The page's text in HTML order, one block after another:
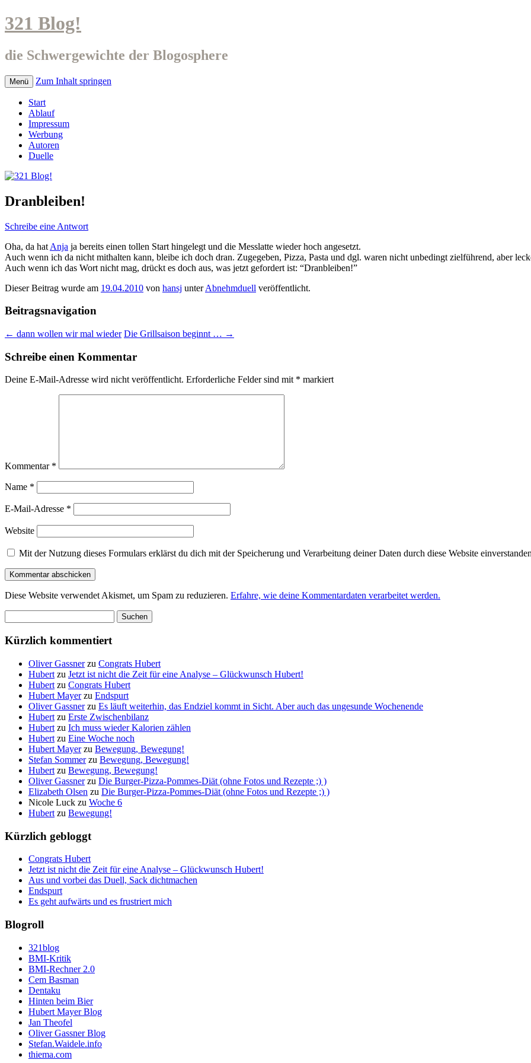
321 Blog!
die Schwergewichte der Blogosphere
Menü Zum Inhalt springen
Start
Ablauf
Impressum
Werbung
Autoren
Duelle
Dranbleiben!
Schreibe eine Antwort
Oha, da hat Anja ja bereits einen tollen Start hingelegt und die Messlatte wieder hoch angesetzt.
Auch wenn ich da nicht mithalten kann, bleibe ich doch dran. Zugegeben, Pizza, Pasta und dgl. waren nicht unbedingt zielführend, aber
Auch wenn ich das Wort nicht mag, drückt es doch aus, was jetzt gefordert ist: “Dranbleiben!”
Dieser Beitrag wurde am 19.04.2010 von hansj unterAbnehmduell veröffentlicht.
Beitragsnavigation
← dann wollen wir mal wieder Die Grillsaison beginnt … →
Schreibe einen Kommentar
Deine E-Mail-Adresse wird nicht veröffentlicht. Erforderliche Felder sind mit * markiert
Kommentar *
Name *
E-Mail-Adresse *
Website
Mit der Nutzung dieses Formulars erklärst du dich mit der Speicherung und Verarbeitung deiner Daten durch diese Website
Diese Website verwendet Akismet, um Spam zu reduzieren. Erfahre, wie deine Kommentardaten verarbeitet werden.
nach:
Kürzlich kommentiert
Oliver Gassnerzu Congrats Hubert
Hubert zu Jetzt ist nicht die Zeit für eine Analyse – Glückwunsch Hubert!
Hubert zu Congrats Hubert
Hubert Mayerzu Endspurt
Oliver Gassnerzu Es läuft weiterhin, das Endziel kommt in Sicht. Aber auch das ungesunde Wochenende
Hubert zu Erste Zwischenbilanz
Hubert zu Ich muss wieder Kalorien zählen
Hubert zu Eine Woche noch
Hubert Mayerzu Bewegung, Bewegung!
Stefan Sommerzu Bewegung, Bewegung!
Hubert zu Bewegung, Bewegung!
Oliver Gassnerzu Die Burger-Pizza-Pommes-Diät (ohne Fotos und Rezepte ;) )
Elizabeth Olsen zu Die Burger-Pizza-Pommes-Diät (ohne Fotos und Rezepte ;) )
Nicole Luck zu Woche 6
Hubert zu Bewegung!
Kürzlich gebloggt
Congrats Hubert
Jetzt ist nicht die Zeit für eine Analyse – Glückwunsch Hubert!
Aus und vorbei das Duell, Sack dichtmachen
Endspurt
Es geht aufwärts und es frustriert mich
Blogroll
321blog
BMI-Kritik
BMI-Rechner 2.0
Cem Basman
Dentaku
Hinten beim Bier
Hubert Mayer Blog
Jan Theofel
Oliver Gassner Blog
Stefan.Waidele.info
thiema.com